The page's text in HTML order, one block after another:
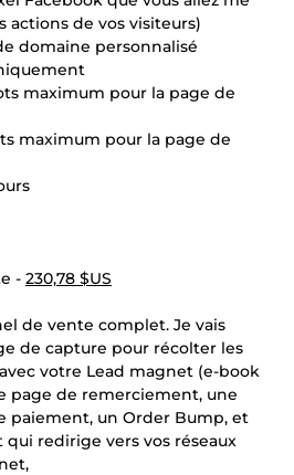
actions de vos visiteurs)
domaine personnalisé
maximum pour la page de
maximum pour la page de
- 230,78 $US
de vente complet. Je vais
de capture pour récolter les
votre Lead magnet (e-book
page de remerciement, une
paiement, un Order Bump, et
redirige vers vos réseaux